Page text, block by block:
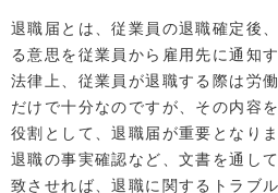
退職届とは、従業員の退職確定後
る意思を従業員から雇用先に通知
法律上、従業員が退職する際は労
だけで十分なのですが、その内容
役割として、退職届が重要となりま
退職の事実確認など、文書を通し
致させれば、退職に関するトラブ